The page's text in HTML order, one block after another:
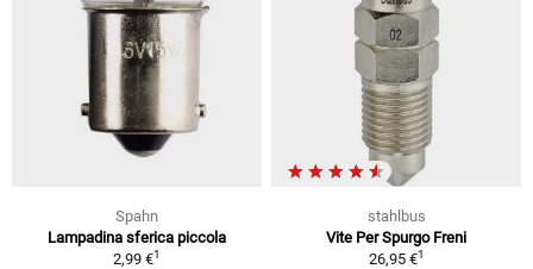
Spahn
Lampadina sferica piccola
2,99 €1
stahlbus
Vite Per Spurgo Freni
26,95 €1